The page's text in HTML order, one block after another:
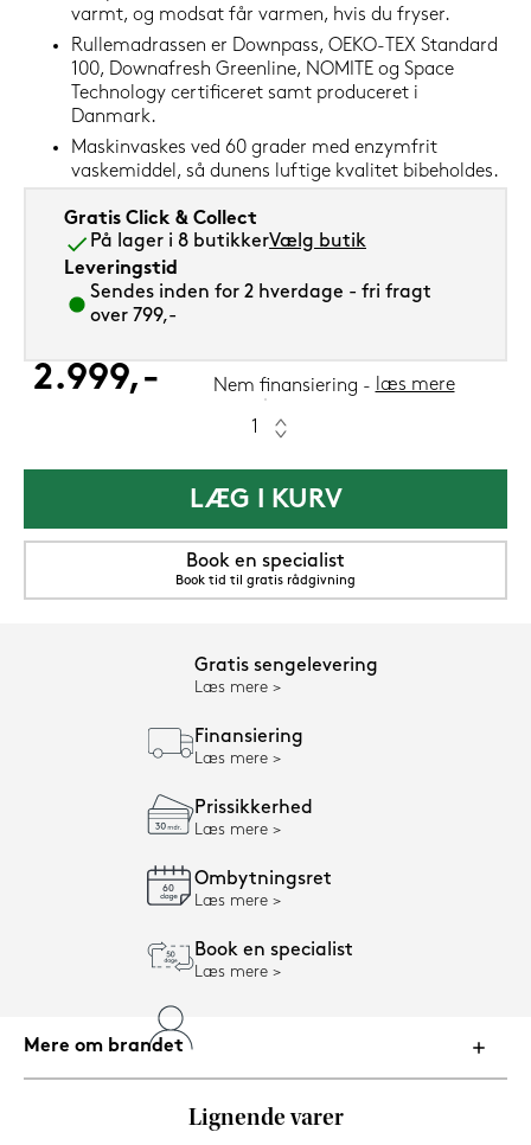
varmt, og modsat får varmen, hvis du fryser.
Rullemadrassen er Downpass, OEKO-TEX Standard
100, Downafresh Greenline, NOMITE og Space
Technology certificeret samt produceret i
Danmark.
Maskinvaskes ved 60 grader med enzymfrit
vaskemiddel, så dunens luftige kvalitet bibeholdes.
Gratis Click & Collect
På lager i 8 butikkerVælg butik
Leveringstid
Sendes inden for 2 hverdage - fri fragt
over 799,-
2.999,- Nem finansiering læs mere
LÆG I KURV
Book en specialist
Book tid til gratis rådgivning
Gratis sengelevering
Læs mere
Finansiering
Læs mere
Prissikkerhed
Læs mere
Ombytningsret
Læs mere
Book en specialist
Læs mere
Mere om brandet
Lignende varer